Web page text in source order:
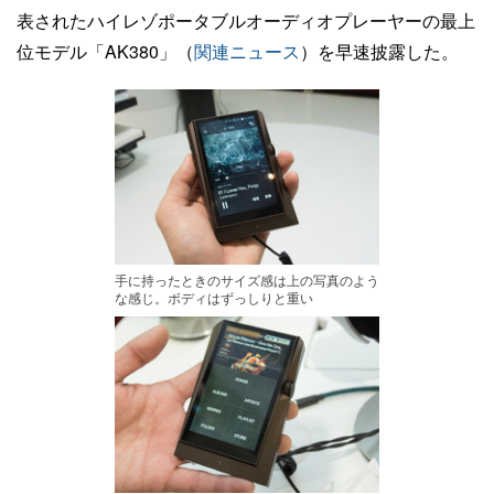
表されたハイレゾポータブルオーディオプレーヤーの最上
位モデル「AK380」（関連ニュース）を早速披露した。
手に持ったときのサイズ感は上の写真のよう
な感じ。ボディはずっしりと重い